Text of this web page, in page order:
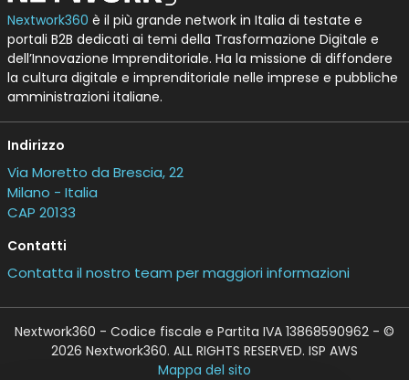
Nextwork360 è il più grande network in Italia di testate e
portali B2B dedicati ai temi della Trasformazione Digitale e
dell’Innovazione Imprenditoriale. Ha la missione di diffondere
la cultura digitale e imprenditoriale nelle imprese e pubbliche
amministrazioni italiane.
Indirizzo
Via Moretto da Brescia, 22
Milano - Italia
CAP 20133
Contatti
Contatta il nostro team per maggiori informazioni
Nextwork360 - Codice fiscale e Partita IVA 13868590962 - ©
2026 Nextwork360. ALL RIGHTS RESERVED. ISP AWS
Mappa del sito